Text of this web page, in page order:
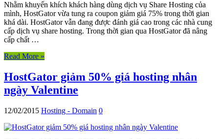
Nhằm khuyến khích khách hàng dùng dịch vụ Share Hosting của
mình, HostGator vừa tung ra coupon giảm giá 75% trong thời gian
khá dài. HostGator vẫn đang được đánh giá cao trong các nhà cung
cấp dịch vụ share hosting. Trong thời gian qua HostGator đã nâng
cấp chất …
Read More »
HostGator giảm 50% giá hosting nhân
ngày Valentine
12/02/2015 Hosting - Domain 0